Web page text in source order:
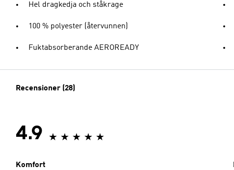
Hel dragkedja och ståkrage
100 % polyester (återvunnen)
Fuktabsorberande AEROREADY
Recensioner (28)
4.9
Komfort